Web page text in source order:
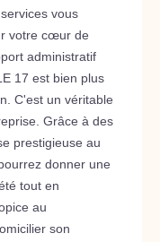
vous
votre cœur de
administratif
17 est bien plus
C'est un véritable
Grâce à des
prestigieuse au
donner une
tout en
au
son